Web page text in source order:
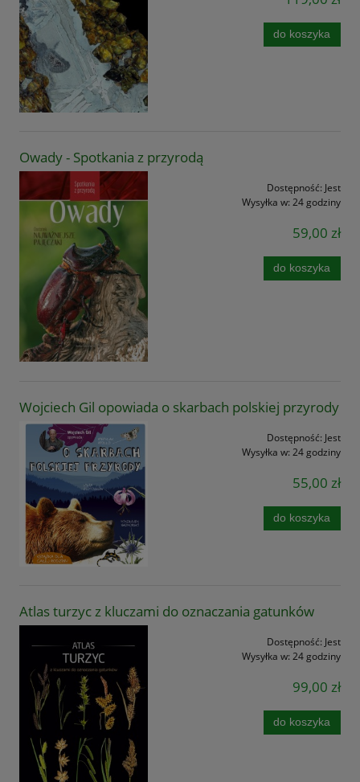
do koszyka
Owady - Spotkania z przyrodą
Dostępność: Jest
Wysyłka w: 24 godziny
59,00 zł
do koszyka
Wojciech Gil opowiada o skarbach polskiej przyrody
Dostępność: Jest
Wysyłka w: 24 godziny
55,00 zł
do koszyka
Atlas turzyc z kluczami do oznaczania gatunków
Dostępność: Jest
Wysyłka w: 24 godziny
99,00 zł
do koszyka